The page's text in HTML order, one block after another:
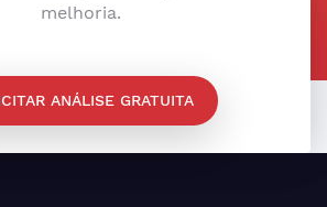
melhoria.
ANÁLISE GRATUITA